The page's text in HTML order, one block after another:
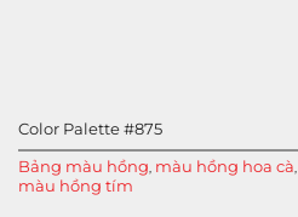
Color Palette #875
Bảng màu hồng, màu hồng hoa cà,
màu hồng tím